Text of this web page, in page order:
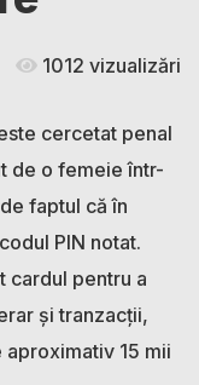
1012 vizualizări
cercetat penal
de o femeie într-
faptul că în
PIN notat.
cardul pentru a
și tranzacții,
15 mii